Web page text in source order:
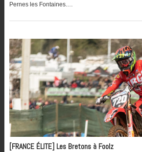
Pernes les Fontaines.…
[FRANCE ÉLITE] Les Bretons à Foolz